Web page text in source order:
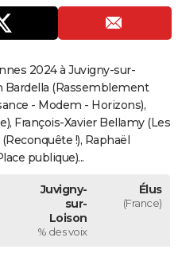
2024 à Juvigny-sur-
Bardella (Rassemblement
- Modem - Horizons),
François-Xavier Bellamy (Les
!), Raphaël
publique)...
Juvigny-
sur-
Loison
% des voix
Élus
(France)